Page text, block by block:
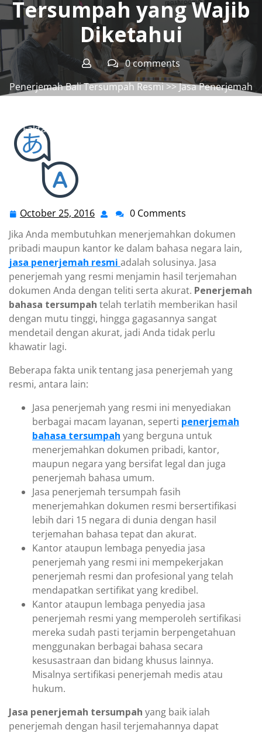
Tersumpah yang Wajib
Diketahui
0 comments
Penerjemah Bali Tersumpah Resmi>>Jasa Penerjemah
>> Fakta Menarik Tentang Jasa Penerjemah Tersumpah
October 25, 2016 October
25,
2016
0 Comments
Jika Anda membutuhkan menerjemahkan dokumen
pribadi maupun kantor ke dalam bahasa negara lain,
jasa penerjemah resmi adalah solusinya. Jasa
penerjemah yang resmi menjamin hasil terjemahan
dokumen Anda dengan teliti serta akurat. Penerjemah
bahasa tersumpah telah terlatih memberikan hasil
dengan mutu tinggi, hingga gagasannya sangat
mendetail dengan akurat, jadi Anda tidak perlu
khawatir lagi.
Beberapa fakta unik tentang jasa penerjemah yang
resmi, antara lain:
Jasa penerjemah yang resmi ini menyediakan
berbagai macam layanan, seperti penerjemah
bahasa tersumpah yang berguna untuk
menerjemahkan dokumen pribadi, kantor,
maupun negara yang bersifat legal dan juga
penerjemah bahasa umum.
Jasa penerjemah tersumpah fasih
menerjemahkan dokumen resmi bersertifikasi
lebih dari 15 negara di dunia dengan hasil
terjemahan bahasa tepat dan akurat.
Kantor ataupun lembaga penyedia jasa
penerjemah yang resmi ini mempekerjakan
penerjemah resmi dan profesional yang telah
mendapatkan sertifikat yang kredibel.
Kantor ataupun lembaga penyedia jasa
penerjemah resmi yang memperoleh sertifikasi
mereka sudah pasti terjamin berpengetahuan
menggunakan berbagai bahasa secara
kesusastraan dan bidang khusus lainnya.
Misalnya sertifikasi penerjemah medis atau
hukum.
Jasa penerjemah tersumpah yang baik ialah
penerjemah dengan hasil terjemahannya dapat